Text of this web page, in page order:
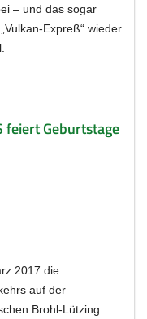
– und das sogar
Expreß“ wieder
feiert Geburtstage
2017 die
auf der
Brohl-Lützing